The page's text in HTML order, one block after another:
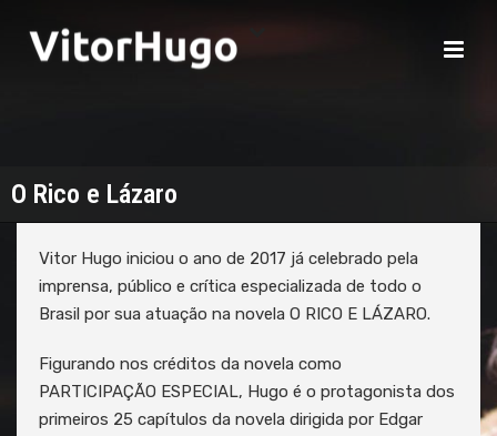
O Rico e Lázaro
Vitor Hugo iniciou o ano de 2017 já celebrado pela
imprensa, público e crítica especializada de todo o
Brasil por sua atuação na novela O RICO E LÁZARO.
Figurando nos créditos da novela como
PARTICIPAÇÃO ESPECIAL, Hugo é o protagonista dos
primeiros 25 capítulos da novela dirigida por Edgar